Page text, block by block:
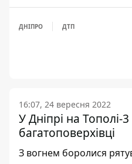
ДНІПРО ДТП
16:07, 24 вересня 2022
У Дніпрі на Тополі-
багатоповерхівці
З вогнем боролися